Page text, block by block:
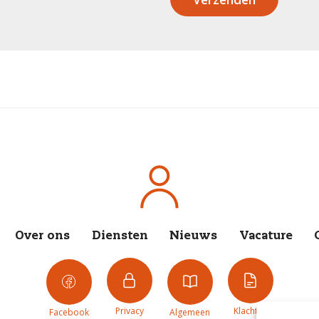
Over ons Diensten Nieuws Vacature
Facebook Privacy Algemeen Klachten